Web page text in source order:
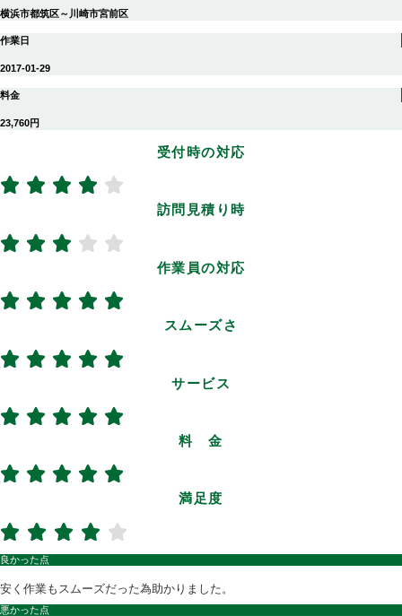
横浜市都筑区～川崎市宮前区
作業日
2017-01-29
料金
23,760円
受付時の対応
訪問見積り時
作業員の対応
スムーズさ
サービス
料 金
満足度
良かった点
安く作業もスムーズだった為助かりました。
悪かった点